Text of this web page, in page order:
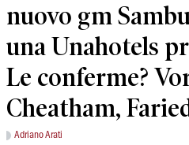
nuovo gm
una Unahotels
Le conferme?
Cheatham,
Adriano Arati